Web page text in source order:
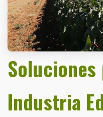
Soluciones
Industria